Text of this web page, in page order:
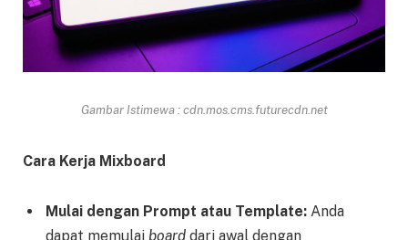
Gambar Istimewa : cdn.mos.cms.futurecdn.net
Cara Kerja Mixboard
Mulai dengan Prompt atau Template: Anda
dapat memulai board dari awal dengan